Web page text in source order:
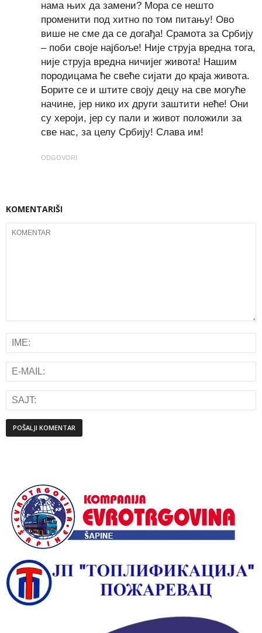
нама њих да замени? Мора се нешто
променити под хитно по том питању! Ово
више не сме да се догађа! Срамота за Србију
– поби своје најбоље! Није струја вредна тога,
није струја вредна ничијег живота! Нашим
породицама ће свеће сијати до краја живота.
Борите се и штите своју децу на све могуће
начине, јер нико их други заштити неће! Они
су хероји, јер су пали и живот положили за
све нас, за целу Србију! Слава им!
ODGOVORI
KOMENTARIŠI